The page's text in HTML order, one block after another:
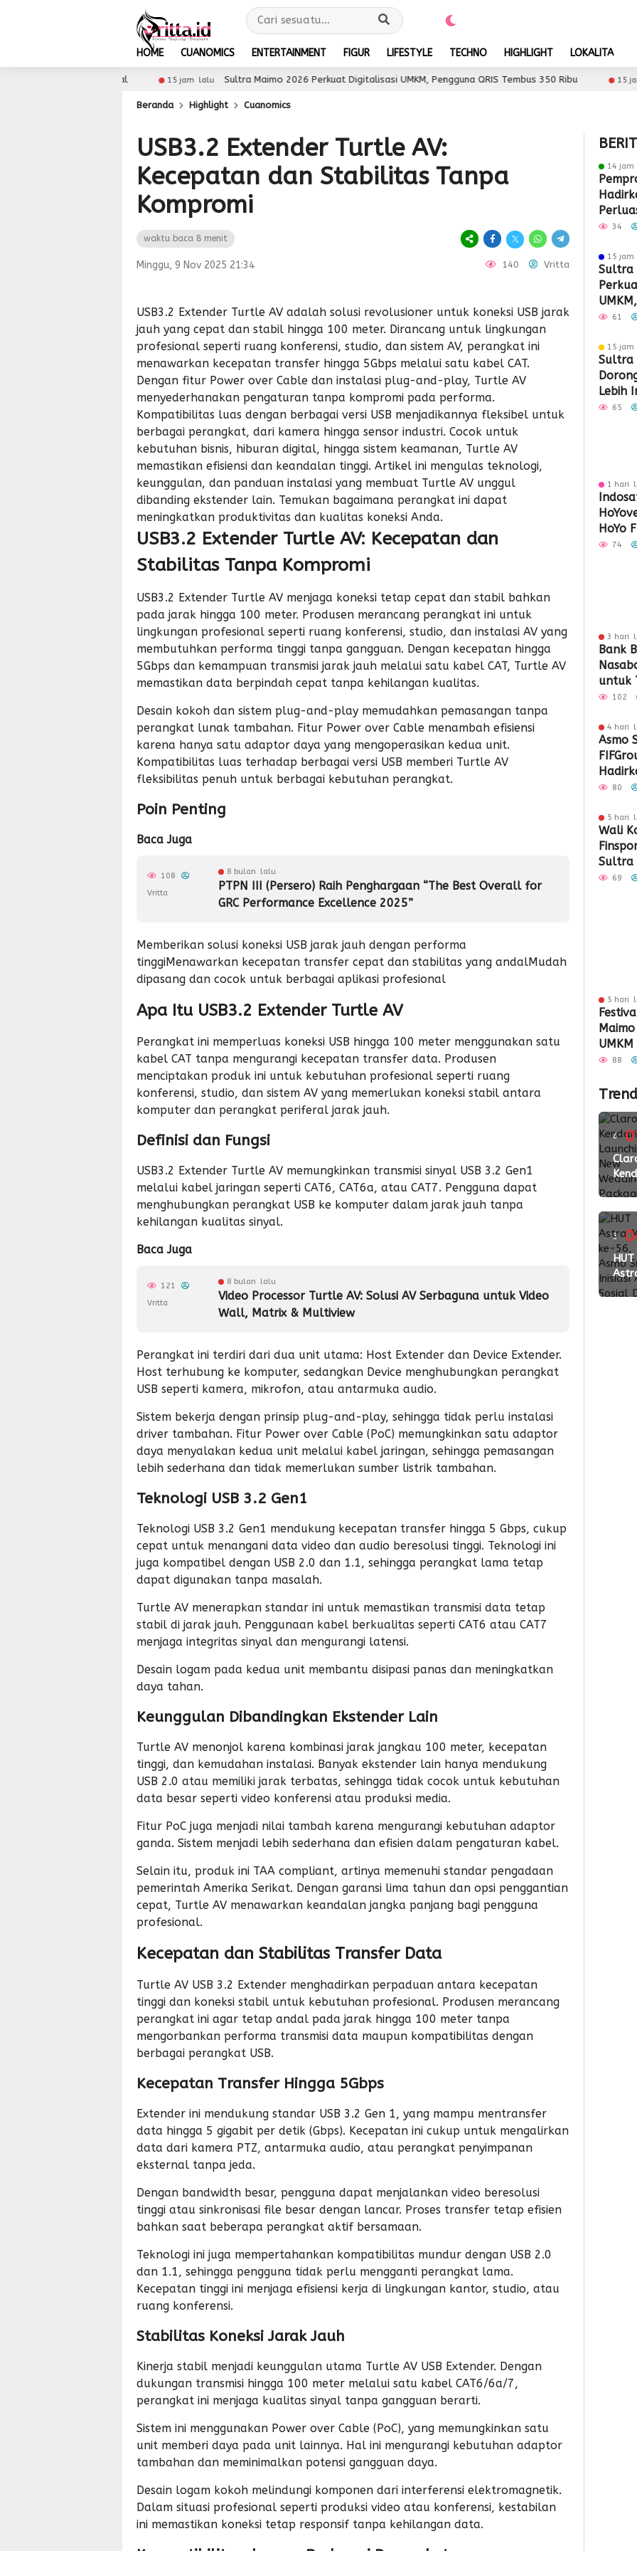
HOME CUANOMICS ENTERTAINMENT FIGUR LIFESTYLE TECHNO HIGHLIGHT LOKALITA
15 jam lalu Sultra Maimo 2026 Perkuat Digitalisasi UMKM, Pengguna QRIS Tembus 350 Ribu 15 jam lalu
Beranda Highlight Cuanomics
USB3.2 Extender Turtle AV:
Kecepatan dan Stabilitas Tanpa
Kompromi
waktu baca 8 menit
Minggu, 9 Nov 2025 21:34 140 Vritta
USB3.2 Extender Turtle AV adalah solusi revolusioner untuk koneksi USB jarak
jauh yang cepat dan stabil hingga 100 meter. Dirancang untuk lingkungan
profesional seperti ruang konferensi, studio, dan sistem AV, perangkat ini
menawarkan kecepatan transfer hingga 5Gbps melalui satu kabel CAT.
Dengan fitur Power over Cable dan instalasi plug-and-play, Turtle AV
menyederhanakan pengaturan tanpa kompromi pada performa.
Kompatibilitas luas dengan berbagai versi USB menjadikannya fleksibel untuk
berbagai perangkat, dari kamera hingga sensor industri. Cocok untuk
kebutuhan bisnis, hiburan digital, hingga sistem keamanan, Turtle AV
memastikan efisiensi dan keandalan tinggi. Artikel ini mengulas teknologi,
keunggulan, dan panduan instalasi yang membuat Turtle AV unggul
dibanding ekstender lain. Temukan bagaimana perangkat ini dapat
meningkatkan produktivitas dan kualitas koneksi Anda.
USB3.2 Extender Turtle AV: Kecepatan dan
Stabilitas Tanpa Kompromi
USB3.2 Extender Turtle AV menjaga koneksi tetap cepat dan stabil bahkan
pada jarak hingga 100 meter. Produsen merancang perangkat ini untuk
lingkungan profesional seperti ruang konferensi, studio, dan instalasi AV yang
membutuhkan performa tinggi tanpa gangguan. Dengan kecepatan hingga
5Gbps dan kemampuan transmisi jarak jauh melalui satu kabel CAT, Turtle AV
memastikan data berpindah cepat tanpa kehilangan kualitas.
Desain kokoh dan sistem plug-and-play memudahkan pemasangan tanpa
perangkat lunak tambahan. Fitur Power over Cable menambah efisiensi
karena hanya satu adaptor daya yang mengoperasikan kedua unit.
Kompatibilitas luas terhadap berbagai versi USB memberi Turtle AV
fleksibilitas penuh untuk berbagai kebutuhan perangkat.
Poin Penting
Baca Juga
8 bulan lalu
PTPN III (Persero) Raih Penghargaan “The Best Overall for
GRC Performance Excellence 2025”
108
Vritta
Memberikan solusi koneksi USB jarak jauh dengan performa
tinggiMenawarkan kecepatan transfer cepat dan stabilitas yang andalMudah
dipasang dan cocok untuk berbagai aplikasi profesional
Apa Itu USB3.2 Extender Turtle AV
Perangkat ini memperluas koneksi USB hingga 100 meter menggunakan satu
kabel CAT tanpa mengurangi kecepatan transfer data. Produsen
menciptakan produk ini untuk kebutuhan profesional seperti ruang
konferensi, studio, dan sistem AV yang memerlukan koneksi stabil antara
komputer dan perangkat periferal jarak jauh.
Definisi dan Fungsi
USB3.2 Extender Turtle AV memungkinkan transmisi sinyal USB 3.2 Gen1
melalui kabel jaringan seperti CAT6, CAT6a, atau CAT7. Pengguna dapat
menghubungkan perangkat USB ke komputer dalam jarak jauh tanpa
kehilangan kualitas sinyal.
Baca Juga
8 bulan lalu
Video Processor Turtle AV: Solusi AV Serbaguna untuk Video
Wall, Matrix & Multiview
121
Vritta
Perangkat ini terdiri dari dua unit utama: Host Extender dan Device Extender.
Host terhubung ke komputer, sedangkan Device menghubungkan perangkat
USB seperti kamera, mikrofon, atau antarmuka audio.
Sistem bekerja dengan prinsip plug-and-play, sehingga tidak perlu instalasi
driver tambahan. Fitur Power over Cable (PoC) memungkinkan satu adaptor
daya menyalakan kedua unit melalui kabel jaringan, sehingga pemasangan
lebih sederhana dan tidak memerlukan sumber listrik tambahan.
Teknologi USB 3.2 Gen1
Teknologi USB 3.2 Gen1 mendukung kecepatan transfer hingga 5 Gbps, cukup
cepat untuk menangani data video dan audio beresolusi tinggi. Teknologi ini
juga kompatibel dengan USB 2.0 dan 1.1, sehingga perangkat lama tetap
dapat digunakan tanpa masalah.
Turtle AV menerapkan standar ini untuk memastikan transmisi data tetap
stabil di jarak jauh. Penggunaan kabel berkualitas seperti CAT6 atau CAT7
menjaga integritas sinyal dan mengurangi latensi.
Desain logam pada kedua unit membantu disipasi panas dan meningkatkan
daya tahan.
Keunggulan Dibandingkan Ekstender Lain
Turtle AV menonjol karena kombinasi jarak jangkau 100 meter, kecepatan
tinggi, dan kemudahan instalasi. Banyak ekstender lain hanya mendukung
USB 2.0 atau memiliki jarak terbatas, sehingga tidak cocok untuk kebutuhan
data besar seperti video konferensi atau produksi media.
Fitur PoC juga menjadi nilai tambah karena mengurangi kebutuhan adaptor
ganda. Sistem menjadi lebih sederhana dan efisien dalam pengaturan kabel.
Selain itu, produk ini TAA compliant, artinya memenuhi standar pengadaan
pemerintah Amerika Serikat. Dengan garansi lima tahun dan opsi penggantian
cepat, Turtle AV menawarkan keandalan jangka panjang bagi pengguna
profesional.
Kecepatan dan Stabilitas Transfer Data
Turtle AV USB 3.2 Extender menghadirkan perpaduan antara kecepatan
tinggi dan koneksi stabil untuk kebutuhan profesional. Produsen merancang
perangkat ini agar tetap andal pada jarak hingga 100 meter tanpa
mengorbankan performa transmisi data maupun kompatibilitas dengan
berbagai perangkat USB.
Kecepatan Transfer Hingga 5Gbps
Extender ini mendukung standar USB 3.2 Gen 1, yang mampu mentransfer
data hingga 5 gigabit per detik (Gbps). Kecepatan ini cukup untuk mengalirkan
data dari kamera PTZ, antarmuka audio, atau perangkat penyimpanan
eksternal tanpa jeda.
Dengan bandwidth besar, pengguna dapat menjalankan video beresolusi
tinggi atau sinkronisasi file besar dengan lancar. Proses transfer tetap efisien
bahkan saat beberapa perangkat aktif bersamaan.
Teknologi ini juga mempertahankan kompatibilitas mundur dengan USB 2.0
dan 1.1, sehingga pengguna tidak perlu mengganti perangkat lama.
Kecepatan tinggi ini menjaga efisiensi kerja di lingkungan kantor, studio, atau
ruang konferensi.
Stabilitas Koneksi Jarak Jauh
Kinerja stabil menjadi keunggulan utama Turtle AV USB Extender. Dengan
dukungan transmisi hingga 100 meter melalui satu kabel CAT6/6a/7,
perangkat ini menjaga kualitas sinyal tanpa gangguan berarti.
Sistem ini menggunakan Power over Cable (PoC), yang memungkinkan satu
unit memberi daya pada unit lainnya. Hal ini mengurangi kebutuhan adaptor
tambahan dan meminimalkan potensi gangguan daya.
Desain logam kokoh melindungi komponen dari interferensi elektromagnetik.
Dalam situasi profesional seperti produksi video atau konferensi, kestabilan
ini memastikan koneksi tetap responsif tanpa kehilangan data.
14
Pasar
34
15
Sultra
61
15
Sultra
Lebih
65
1 hari
HoYo
74
3 hari
Bank
untuk
102
4 hari
Asmo
80
5 hari
Wali
Sultra
Sinergi
69
5 hari
88
4
lalu
2026,
3
lalu
HUT